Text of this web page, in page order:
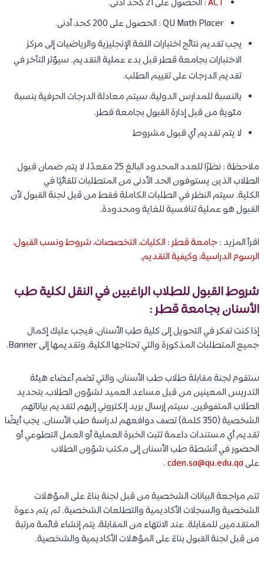
ACT: الحصول على 21 كحد أدنى.
QU Math Placer : الحصول على 200 كحد أدنى.
يجب تقديم نتائج اختبارات اللغة الإنجليزية والرياضيات إلى مركز
الاختبارات بجامعة قطر قبل بدء عملية التقديم. سيؤثر التأخر في
تقديم الدرجات على تقييم الطلب.
بالنسبة للمدارس الدولية، سيتم معادلة الدرجات الحرفية بنسبة
مئوية من قبل إدارة القبول بجامعة قطر.
لا يتم تقديم أي قبول مشروط
ملاحظة : نظرًا للعدد المحدود البالغ 25 مقعدًا، لا يتم ضمان قبول
الطلاب الذين يستوفون الحد الأدنى من المتطلبات تلقائيًا في
الكلية. سيتم النظر في الطلبات الكاملة فقط من قبل لجنة القبول لأن
القبول هو عملية تنافسية للغاية ومحدودة.
اقرأ المزيد :جامعة قطر : الكليات، التخصصات، شروط ونسب القبول،
الرسوم الدراسية، وكيفية التقديم.
شروط القبول للطلاب الراغبين في النقل لكلية طب
الأسنان بجامعة قطر :
إذا كنت تفكر في التحويل إلى كلية طب الأسنان، فيجب عليك إكمال
جميع المتطلبات المذكورة والتي تحتاجها الكلية، وتقديمها إلى Banner.
ستقوم لجنة مقابلة طلاب طب الأسنان، والتي تضم أعضاء هيئة
التدريس المعينين من قبل مساعد العميد لشؤون الطلاب، بتحديد
الطلاب المتفوقين. سيتم إرسال بريد إلكتروني إليهم لتقديم بياناتهم
الشخصية (350 كلمة) تصف دوافعهم لدراسة طب الأسنان. يجب أيضًا
تقديم أي مستندات داعمة تثبت الخبرة العملية أو العمل التطوعي أو
الحضور في أنشطة طب الأسنان إلى مكتب شؤون الطلاب
علىcden.sa@qu.edu.qa
.
تتم مراجعة البيانات الشخصية من قبل لجنة بناءً على المؤهلات
الشخصية والسجلات الأكاديمية والتطلعات الشخصية. ثم يتم دعوة
المتقدمين للمقابلة. عند الانتهاء من المقابلة، يتم إنشاء قائمة مرتبة
من قبل لجنة القبول بناءً على المؤهلات الأكاديمية والشخصية.